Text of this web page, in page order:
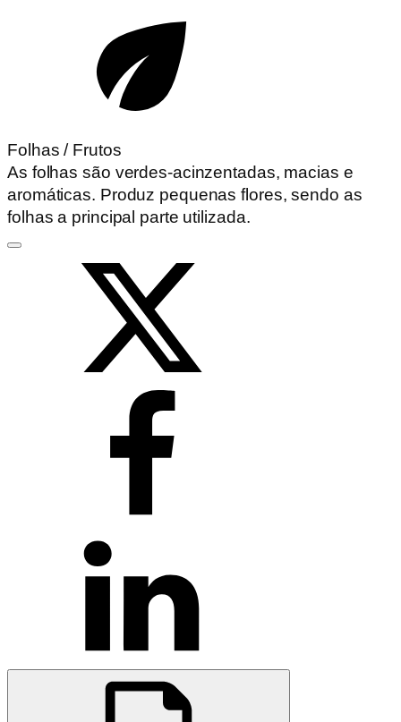
Folhas / Frutos
As folhas são verdes-acinzentadas, macias e
aromáticas. Produz pequenas flores, sendo as
folhas a principal parte utilizada.